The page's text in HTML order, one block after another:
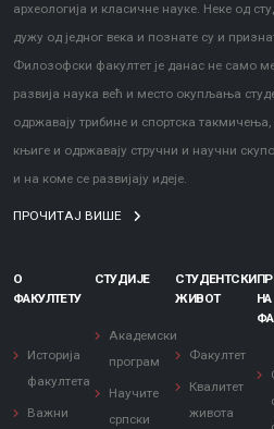
археологија и класичне науке. Неке од
дужу од једног века и познате су и
Филозофски факултет је данас не само
развија наука већ и место окупљања
одржавају трибине и спортска
књиге и одржавају стручни и научни
и на коме се развијају идеје.
ПРОЧИТАЈ ВИШЕ
О
ФАКУЛТЕТУ
Историја
факултета
Важни
СТУДИЈЕ
Академски
програм
Научите
српски
СТУДЕНТСКИ
ЖИВОТ
Факултет
Квалитет
живота
НА